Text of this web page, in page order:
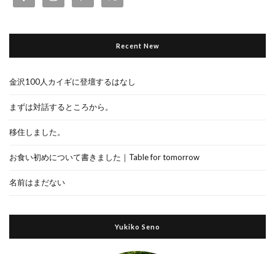
Recent New
金沢100人カイギに登壇するはなし
まずは対話するところから。
移住しました。
お食い初めについて書きました｜Table for tomorrow
名前はまだない
Yukiko Seno